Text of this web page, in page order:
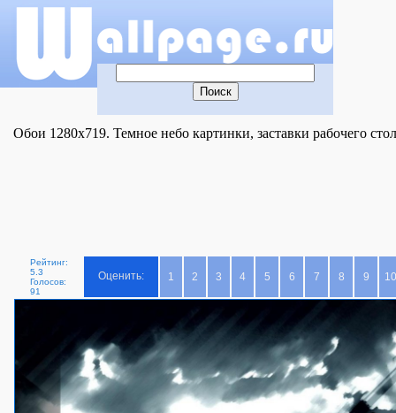
Обои 1280x719. Темное небо картинки, заставки рабочего
Рейтинг:
5.3
Голосов:
91
Оценить: 1 2 3 4 5 6 7 8 9 10